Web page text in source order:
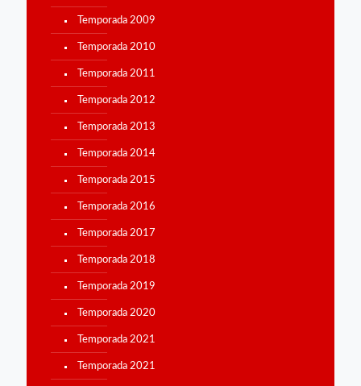
Temporada 2009
Temporada 2010
Temporada 2011
Temporada 2012
Temporada 2013
Temporada 2014
Temporada 2015
Temporada 2016
Temporada 2017
Temporada 2018
Temporada 2019
Temporada 2020
Temporada 2021
Temporada 2021